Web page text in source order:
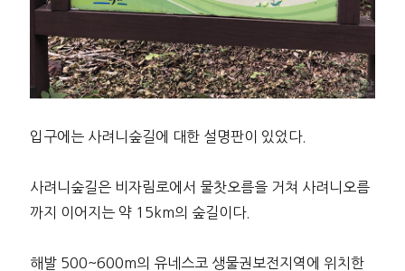
입구에는 사려니숲길에 대한 설명판이 있었다.
사려니숲길은 비자림로에서 물찻오름을 거쳐 사려니오름
까지 이어지는 약 15km의 숲길이다.
해발 500~600m의 유네스코 생물권보전지역에 위치한